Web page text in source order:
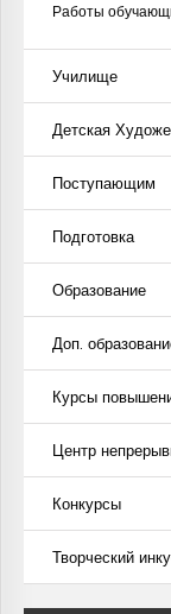
Работы
Училище
Детская
Поступающим
Подготовка
Образование
Доп.
Курсы
Центр
Конкурсы
Творческий